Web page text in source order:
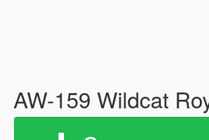
AW-159 Wildcat